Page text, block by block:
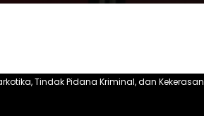
Tindak Pidana Kriminal, dan Kekerasan